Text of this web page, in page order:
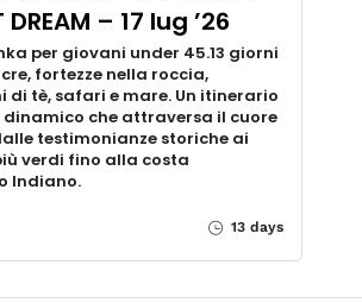
DREAM – 17 lug ’26
per giovani under 45.13 giorni
fortezze nella roccia,
di tè, safari e mare. Un itinerario
dinamico che attraversa il cuore
testimonianze storiche ai
verdi fino alla costa
Indiano.
13 days